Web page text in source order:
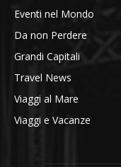
Eventi nel Mondo
Da non Perdere
Grandi Capitali
Travel News
Viaggi al Mare
Viaggi e Vacanze